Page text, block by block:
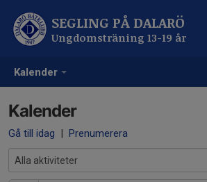
Kalender
SEGLING PÅ DALARÖ
Ungdomsträning 13-19 år
Kalender
Gå till idag | Prenumerera